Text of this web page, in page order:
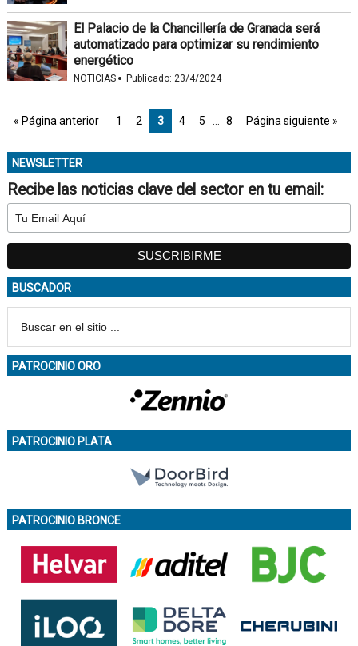
El Palacio de la Chancillería de Granada será
automatizado para optimizar su rendimiento
energético
NOTICIAS · Publicado: 23/4/2024
« Página anterior 1 2 3 4 5 8 Página siguiente »
NEWSLETTER
Recibe las noticias clave del sector en tu email:
BUSCADOR
PATROCINIO ORO
PATROCINIO PLATA
PATROCINIO BRONCE